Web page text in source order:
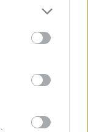
more Google
may click to
party tags to
below Google